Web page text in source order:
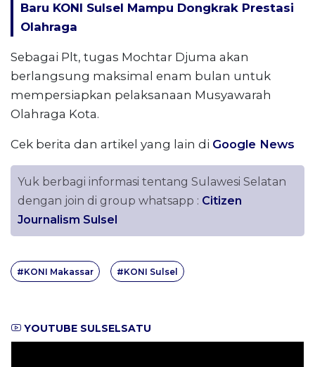
Baru KONI Sulsel Mampu Dongkrak Prestasi
Olahraga
Sebagai Plt, tugas Mochtar Djuma akan
berlangsung maksimal enam bulan untuk
mempersiapkan pelaksanaan Musyawarah
Olahraga Kota.
Cek berita dan artikel yang lain di Google News
Yuk berbagi informasi tentang Sulawesi Selatan
dengan join di group whatsapp : Citizen
Journalism Sulsel
#KONI Makassar #KONI Sulsel
YOUTUBE SULSELSATU